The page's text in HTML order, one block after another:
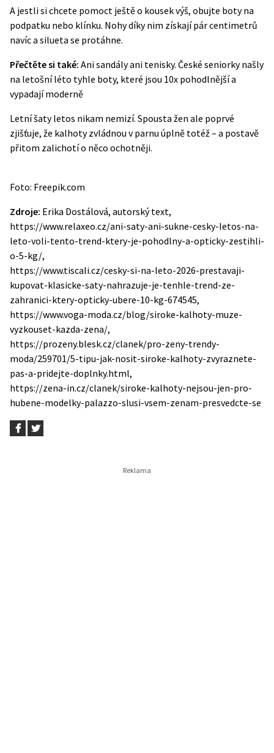
A jestli si chcete pomoct ještě o kousek výš, obujte boty na
podpatku nebo klínku. Nohy díky nim získají pár centimetrů
navíc a silueta se protáhne.
Přečtěte si také: Ani sandály ani tenisky. České seniorky našly
na letošní léto tyhle boty, které jsou 10x pohodlnější a
vypadají moderně
Letní šaty letos nikam nemizí. Spousta žen ale poprvé
zjišťuje, že kalhoty zvládnou v parnu úplně totéž – a postavě
přitom zalichotí o něco ochotněji.
Foto: Freepik.com
Zdroje: Erika Dostálová, autorský text,
https://www.relaxeo.cz/ani-saty-ani-sukne-cesky-letos-na-
leto-voli-tento-trend-ktery-je-pohodlny-a-opticky-zestihli-
o-5-kg/,
https://www.tiscali.cz/cesky-si-na-leto-2026-prestavaji-
kupovat-klasicke-saty-nahrazuje-je-tenhle-trend-ze-
zahranici-ktery-opticky-ubere-10-kg-674545,
https://www.voga-moda.cz/blog/siroke-kalhoty-muze-
vyzkouset-kazda-zena/,
https://prozeny.blesk.cz/clanek/pro-zeny-trendy-
moda/259701/5-tipu-jak-nosit-siroke-kalhoty-zvyraznete-
pas-a-pridejte-doplnky.html,
https://zena-in.cz/clanek/siroke-kalhoty-nejsou-jen-pro-
hubene-modelky-palazzo-slusi-vsem-zenam-presvedcte-se